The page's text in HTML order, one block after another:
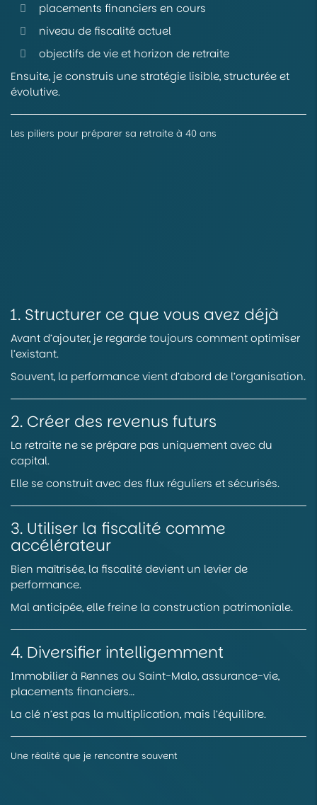
placements financiers en cours
niveau de fiscalité actuel
objectifs de vie et horizon de retraite
Ensuite, je construis une stratégie lisible, structurée et
évolutive.
Les piliers pour préparer sa retraite à 40 ans
1. Structurer ce que vous avez déjà
Avant d’ajouter, je regarde toujours comment optimiser
l’existant.
Souvent, la performance vient d’abord de l’organisation.
2. Créer des revenus futurs
La retraite ne se prépare pas uniquement avec du
capital.
Elle se construit avec des flux réguliers et sécurisés.
3. Utiliser la fiscalité comme
accélérateur
Bien maîtrisée, la fiscalité devient un levier de
performance.
Mal anticipée, elle freine la construction patrimoniale.
4. Diversifier intelligemment
Immobilier à Rennes ou Saint-Malo, assurance-vie,
placements financiers…
La clé n’est pas la multiplication, mais l’équilibre.
Une réalité que je rencontre souvent